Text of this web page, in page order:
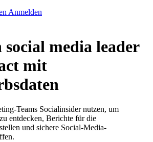
Anmelden
social media leader
mit
Teams Socialinsider nutzen, um
entdecken, Berichte für die
und sichere Social-Media-